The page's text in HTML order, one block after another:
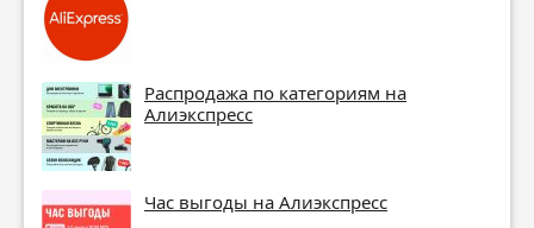
Распродажа по категориям на
Алиэкспресс
Час выгоды на Алиэкспресс